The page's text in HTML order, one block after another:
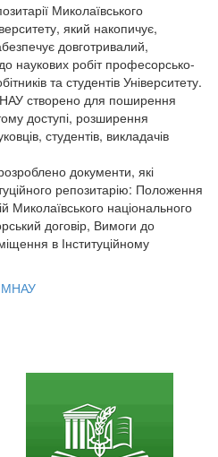
Миколаївського
який накопичує,
довготривалий,
наукових робіт професорсько-
та студентів Університету.
створено для поширення
доступі, розширення
студентів, викладачів
документи, які
репозитарію: Положення
Миколаївського національного
договір, Вимоги до
в Інституційному
МНАУ